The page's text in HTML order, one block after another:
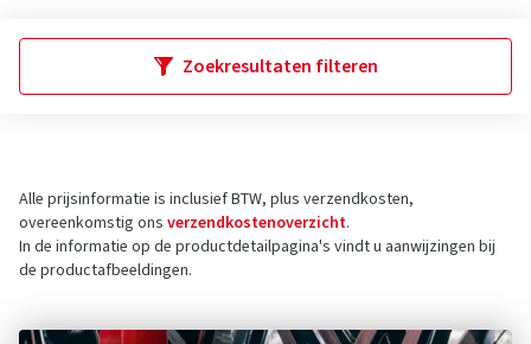
Zoekresultaten filteren
Alle prijsinformatie is inclusief BTW, plus verzendkosten,
overeenkomstig ons verzendkostenoverzicht.
In de informatie op de productdetailpagina's vindt u aanwijzingen bij
de productafbeeldingen.